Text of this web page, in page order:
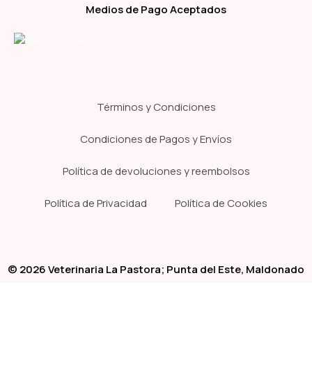
Medios de Pago Aceptados
Términos y Condiciones
Condiciones de Pagos y Envíos
Política de devoluciones y reembolsos
Política de Privacidad Política de Cookies
© 2026 Veterinaria La Pastora; Punta del Este, Maldonado